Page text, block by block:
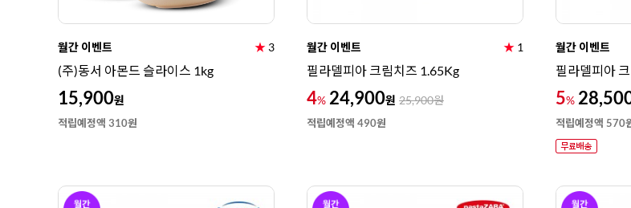
월간 이벤트 ★ 3
(주)동서 아몬드 슬라이스 1kg
15,900원
적립예정액 310원
월간 이벤트 ★ 1
필라델피아 크림치즈 1.65Kg
4% 24,900원 25,900원
적립예정액 490원
월간 이벤트
필라델피아
5%
적립예정액 570